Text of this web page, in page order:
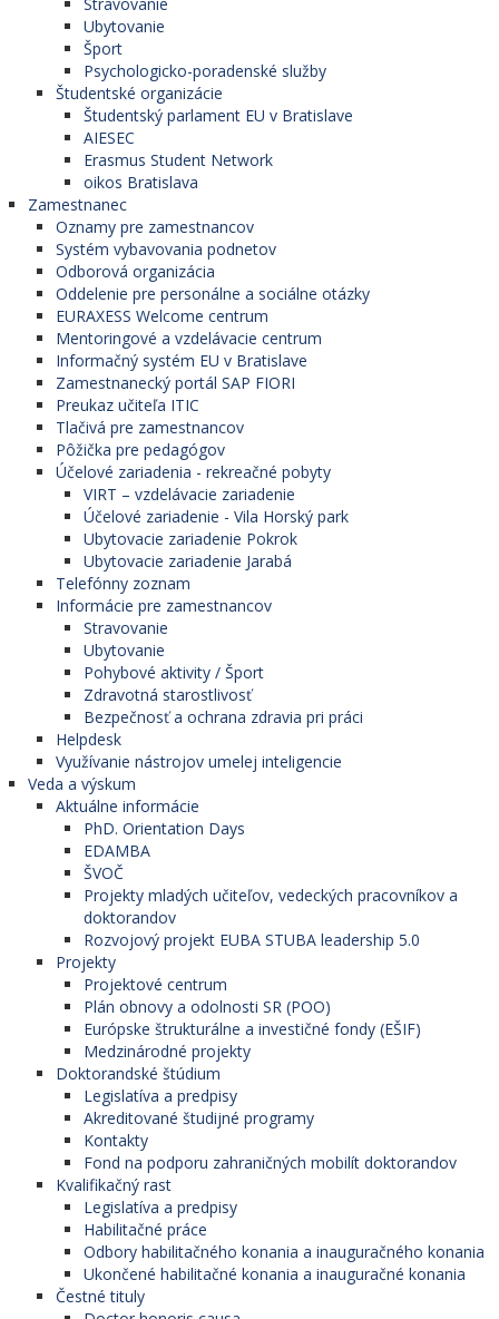
Ubytovanie
Šport
Psychologicko-poradenské služby
Študentské organizácie
Študentský parlament EU v Bratislave
AIESEC
Erasmus Student Network
oikos Bratislava
Zamestnanec
Oznamy pre zamestnancov
Systém vybavovania podnetov
Odborová organizácia
Oddelenie pre personálne a sociálne otázky
EURAXESS Welcome centrum
Mentoringové a vzdelávacie centrum
Informačný systém EU v Bratislave
Zamestnanecký portál SAP FIORI
Preukaz učiteľa ITIC
Tlačivá pre zamestnancov
Pôžička pre pedagógov
Účelové zariadenia - rekreačné pobyty
VIRT – vzdelávacie zariadenie
Účelové zariadenie - Vila Horský park
Ubytovacie zariadenie Pokrok
Ubytovacie zariadenie Jarabá
Telefónny zoznam
Informácie pre zamestnancov
Stravovanie
Ubytovanie
Pohybové aktivity / Šport
Zdravotná starostlivosť
Bezpečnosť a ochrana zdravia pri práci
Helpdesk
Využívanie nástrojov umelej inteligencie
Veda a výskum
Aktuálne informácie
PhD. Orientation Days
EDAMBA
ŠVOČ
Projekty mladých učiteľov, vedeckých pracovníkov a
doktorandov
Rozvojový projekt EUBA STUBA leadership 5.0
Projekty
Projektové centrum
Plán obnovy a odolnosti SR (POO)
Európske štrukturálne a investičné fondy (EŠIF)
Medzinárodné projekty
Doktorandské štúdium
Legislatíva a predpisy
Akreditované študijné programy
Kontakty
Fond na podporu zahraničných mobilít doktorandov
Kvalifikačný rast
Legislatíva a predpisy
Habilitačné práce
Odbory habilitačného konania a inauguračného konania
Ukončené habilitačné konania a inauguračné konania
Čestné tituly